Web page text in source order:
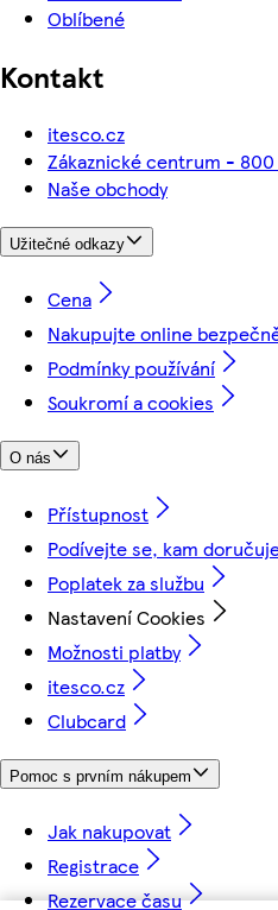
Oblíbené
Kontakt
itesco.cz
Zákaznické centrum -
Naše obchody
Užitečné odkazy
Cena
Nakupujte online
Podmínky používání
Soukromí a cookies
O nás
Přístupnost
Podívejte se, kam
Poplatek za službu
Nastavení Cookies
Možnosti platby
itesco.cz
Clubcard
Pomoc s prvním nákupem
Jak nakupovat
Registrace
Rezervace času